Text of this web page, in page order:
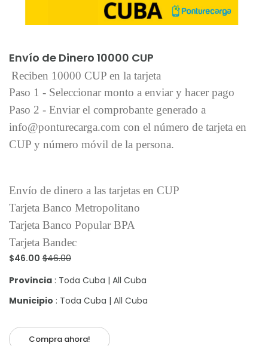
Envío de Dinero 10000 CUP
Reciben 10000 CUP en la tarjeta
Paso 1 - Seleccionar monto a enviar y hacer pago
Paso 2 - Enviar el comprobante generado a
info@ponturecarga.com con el número de tarjeta en
CUP y número móvil de la persona.
Envío de dinero a las tarjetas en CUP
Tarjeta Banco Metropolitano
Tarjeta Banco Popular BPA
Tarjeta Bandec
$46.00 $46.00
Provincia : Toda Cuba | All Cuba
Municipio : Toda Cuba | All Cuba
Compra ahora!